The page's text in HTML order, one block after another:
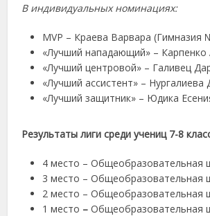
В индивидуальных номинациях:
MVP – Краева Варвара (Гимназия
«Лучший нападающий» –
«Лучший центровой» – Галивец
«Лучший ассистент» –
«Лучший защитник» – Юдика
Результаты лиги среди учениц 7-8
4 место – Общеобразовательная
3 место – Общеобразовательная
2 место – Общеобразовательная
1 место –Общеобразовательная